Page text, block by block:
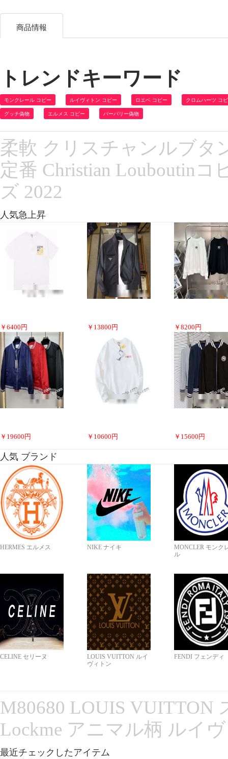
商品情報
トレンドキーワード
モンクレール コピー ルイヴィトン コピー ロエベ コピー クロムハーツ コ
グッチ偽物 エルメス コピー バーバリー偽物
柔軟 クリスチャンルブタ
定番 Christian Louboutin
ズ 2022
人気急上昇
￥ 6400 円 ￥ 13800 円 ￥ 8200 円
￥ 19600 円 ￥ 10600 円 ￥ 15600 円
人気 ブランド
HERMES エルメス NIKE ナイキ
MONCLER モンク
ル
CELINE セリーヌ
LOUIS VUITTON ルイ
ヴィトン
FENDI フェンディ
M80680 LOUIS VUITTON
Lockme アニマル柄 ルイ
最近チェックしたアイテム